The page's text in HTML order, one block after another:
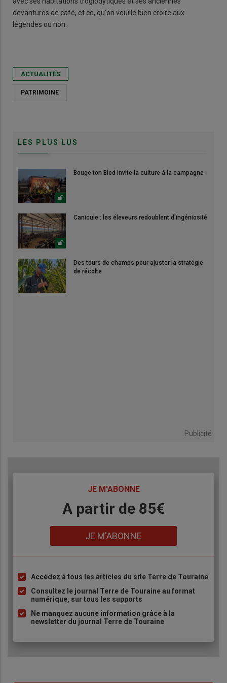
devantures de café, et ce, qu'on veuille bien croire aux
légendes ou non.
ACTUALITÉS
PATRIMOINE
LES PLUS LUS
Bouge ton Bled invite la culture à la campagne
Canicule : les éleveurs redoublent d'ingéniosité
Des tours de champs pour ajuster la stratégie
de récolte
Publicité
JE M'ABONNE
A partir de 85€
JE M'ABONNE
Liste
à
puce
Accédez à tous les articles du site Terre de Touraine
Consultez le journal Terre de Touraine au format
numérique, sur tous les supports
Ne manquez aucune information grâce à la
newsletter du journal Terre de Touraine